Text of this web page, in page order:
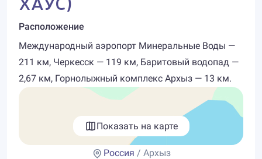
Расположение
Международный аэропорт Минеральные Воды —
211 км, Черкесск — 119 км, Баритовый водопад —
2,67 км, Горнолыжный комплекс Архыз — 13 км.
Показать на карте
Россия / Архыз